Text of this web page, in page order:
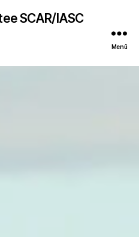
SCAR/IASC
Menü